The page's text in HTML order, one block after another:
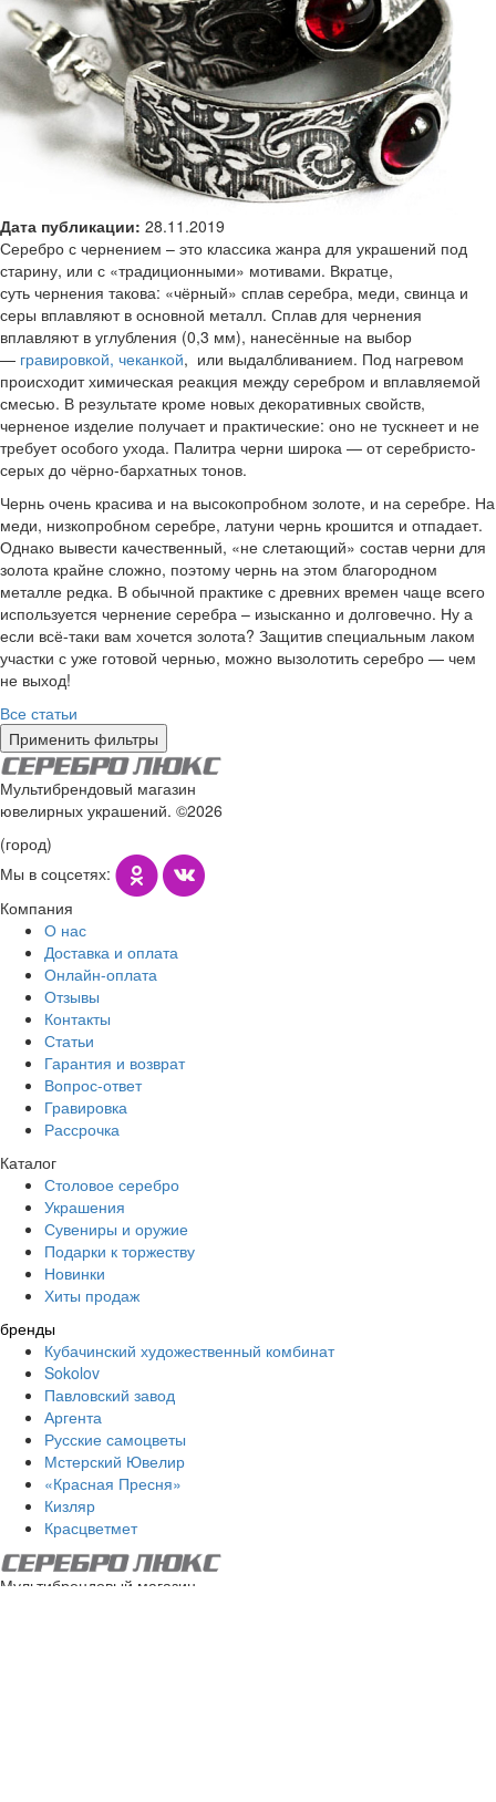
Дата публикации: 28.11.2019
Серебро с чернением – это классика жанра для украшений под
старину, или с «традиционными» мотивами. Вкратце,
суть чернения такова: «чёрный» сплав серебра, меди, свинца и
серы вплавляют в основной металл. Сплав для чернения
вплавляют в углубления (0,3 мм), нанесённые на выбор
— гравировкой, чеканкой, или выдалбливанием. Под нагревом
происходит химическая реакция между серебром и вплавляемой
смесью. В результате кроме новых декоративных свойств,
черненое изделие получает и практические: оно не тускнеет и не
требует особого ухода. Палитра черни широка — от серебристо-
серых до чёрно-бархатных тонов.
Чернь очень красива и на высокопробном золоте, и на серебре. На
меди, низкопробном серебре, латуни чернь крошится и отпадает.
Однако вывести качественный, «не слетающий» состав черни для
золота крайне сложно, поэтому чернь на этом благородном
металле редка. В обычной практике с древних времен чаще всего
используется чернение серебра – изысканно и долговечно. Ну а
если всё-таки вам хочется золота? Защитив специальным лаком
участки с уже готовой чернью, можно вызолотить серебро — чем
не выход!
Все статьи
Применить фильтры
Мультибрендовый магазин
ювелирных украшений. ©2026
(город)
Мы в соцсетях:
Компания
О нас
Доставка и оплата
Онлайн-оплата
Отзывы
Контакты
Статьи
Гарантия и возврат
Вопрос-ответ
Гравировка
Рассрочка
Каталог
Столовое серебро
Украшения
Сувениры и оружие
Подарки к торжеству
Новинки
Хиты продаж
бренды
Кубачинский художественный комбинат
Sokolov
Павловский завод
Аргента
Русские самоцветы
Мстерский Ювелир
«Красная Пресня»
Кизляр
Красцветмет
Мультибрендовый магазин